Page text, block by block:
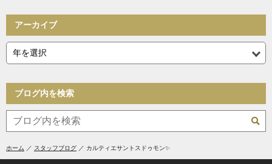
アーカイブ
ブログ内を検索
ホーム スタッフブログ カルティエサントスドゥモン✨